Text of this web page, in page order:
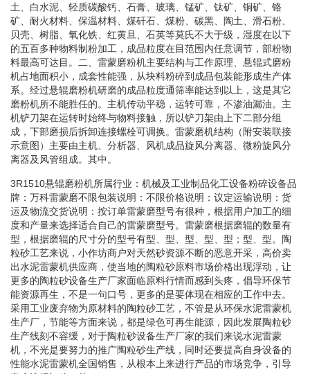
土、白水泥、轻质碳酸钙、石膏、玻璃、锰矿、钛矿、铜矿、铬
矿、耐火材料、保温材料、煤矸石、煤粉、碳黑、陶土、滑石粉、
贝壳、树脂、氧化铁、红黄旦、石英等莫氏不大于级，湿度在以下
的五百多种物料制粉加工，成品粒度在目范围内任意调节，部粉物
料最高可达目。二、雷蒙磨粉机主要结构与工作原理、悬辊式磨粉
机占地面积小，成套性能强，从块料粉碎到成品包装能形成生产体
系。经过悬辊磨粉机研磨的成品粒度通筛率能达到以上，这是其它
磨粉机所不能胜任的。主机传动平稳，运转可靠，不渗油漏油。主
机铲刀架在运转时始终与物料接触，所以铲刀架由上下二部分组
成，下部磨损后拆卸连接螺栓可调换。雷蒙磨机结构（附安装联接
示意图）主要由主机、分析器、风机成品旋风分离器、微粉旋风分
离器及风管组成。其中。
3R1510悬辊磨粉机所属行业：机械及工业制品化工设备粉碎设备品
牌：万科雷蒙磨不限包装说明：不限价格说明：议定运输说明：货
运及物流交货说明：按订单雷蒙磨型号有很种，根据用户加工的细
度和产量来选择适合自己的雷蒙磨型号。雷蒙磨根据磨辊的数量有
型，根据磨辊的尺寸分的型号有型、型、型、型、型；型、型。陶
粒砂工艺来说，小作坊商户对天然砂资源不断的恶意开采，高价卖
出水泥雷蒙机供应商，使当地的陶粒砂原料市场价格出现浮动，让
更多的陶粒砂设备生产厂家面临原料行情而感到头疼，倡导环保节
能资源再生，不是一句口号，更多的是要体现在相应的工作中去。
采用工业废弃物为原材料的陶粒砂工艺，不管是从环保水泥雷蒙机
生产厂，节能等方面来说，都是绿色可再生能源，因此发展陶粒砂
生产线刻不容缓，对于陶粒砂设备生产厂家的我们来说水泥雷蒙
机，不光是要努力的推广陶粒砂生产线，同时还要提高自身设备的
性能水泥雷蒙机全国销售，从根本上来进行产品的市场竞争，引导